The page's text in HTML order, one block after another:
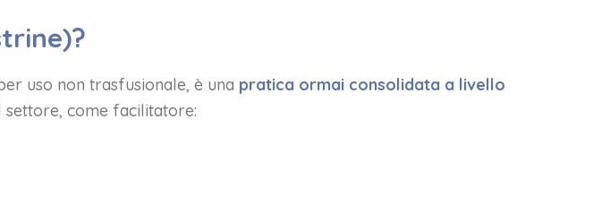
uso non trasfusionale, è una pratica ormai consolidata a livello
settore, come facilitatore: